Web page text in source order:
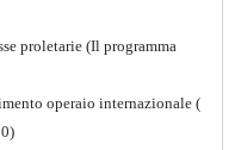
proletarie (Il programma
operaio internazionale (